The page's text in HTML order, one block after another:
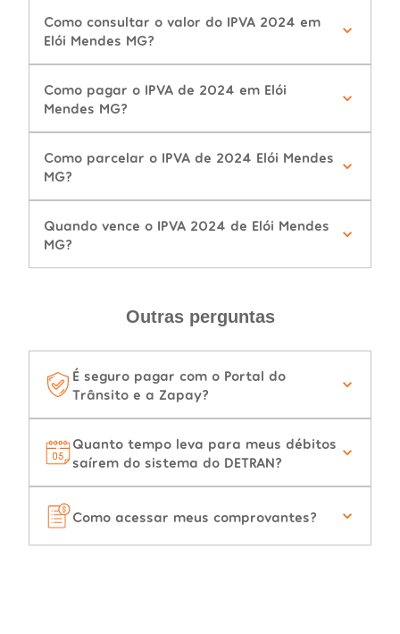
Como consultar o valor do IPVA 2024 em
Elói Mendes MG?
Como pagar o IPVA de 2024 em Elói
Mendes MG?
Como parcelar o IPVA de 2024 Elói Mendes
MG?
Quando vence o IPVA 2024 de Elói Mendes
MG?
Outras perguntas
É seguro pagar com o Portal do
Trânsito e a Zapay?
Quanto tempo leva para meus débitos
saírem do sistema do DETRAN?
Como acessar meus comprovantes?